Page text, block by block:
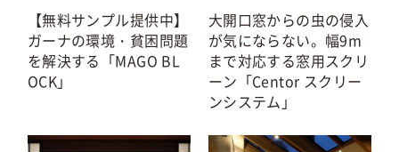
【無料サンプル提供中】
ガーナの環境・貧困問題
を解決する「MAGO BL
OCK」
大開口窓からの虫の侵入
が気にならない。幅9m
まで対応する窓用スクリ
ーン「Centor スクリー
ンシステム」